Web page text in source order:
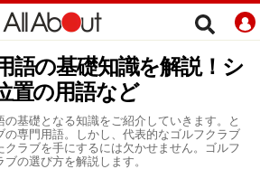
語の基礎知識を解説！シ
置の用語など
基礎となる知識をご紹介していきます。と
の専門用語。しかし、代表的なゴルフクラブ
クラブを手にするには欠かせません。ゴルフ
の選び方を解説します。